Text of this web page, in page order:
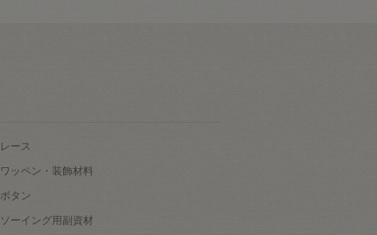
レース
ワッペン・装飾材料
ボタン
ソーイング用副資材